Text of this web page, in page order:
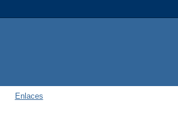
Enlaces